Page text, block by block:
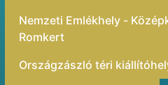
Nemzeti Emlékhely -
Romkert
Országzászló téri